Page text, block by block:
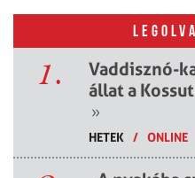
1.
Vaddisznó-
állat a
»
HETEK / ONLINE